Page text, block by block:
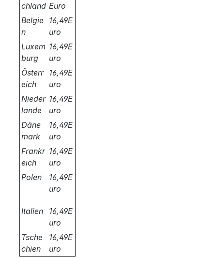
chland Euro
Belgie
n
16,49E
uro
Luxem
burg
16,49E
uro
Österr
eich
16,49E
uro
Nieder
lande
16,49E
uro
Däne
mark
16,49E
uro
Frankr
eich
16,49E
uro
Polen
16,49E
uro
Italien
16,49E
uro
Tsche
chien
16,49E
uro